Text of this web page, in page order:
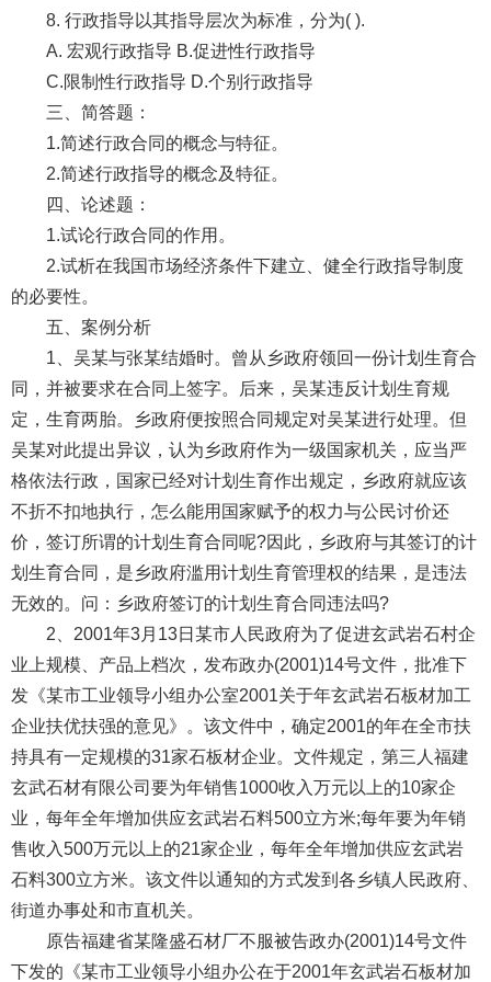
8. 行政指导以其指导层次为标准，分为( ).
A. 宏观行政指导 B.促进性行政指导
C.限制性行政指导 D.个别行政指导
三、简答题：
1.简述行政合同的概念与特征。
2.简述行政指导的概念及特征。
四、论述题：
1.试论行政合同的作用。
2.试析在我国市场经济条件下建立、健全行政指导制度
的必要性。
五、案例分析
1、吴某与张某结婚时。曾从乡政府领回一份计划生育合
同，并被要求在合同上签字。后来，吴某违反计划生育规
定，生育两胎。乡政府便按照合同规定对吴某进行处理。但
吴某对此提出异议，认为乡政府作为一级国家机关，应当严
格依法行政，国家已经对计划生育作出规定，乡政府就应该
不折不扣地执行，怎么能用国家赋予的权力与公民讨价还
价，签订所谓的计划生育合同呢?因此，乡政府与其签订的计
划生育合同，是乡政府滥用计划生育管理权的结果，是违法
无效的。问：乡政府签订的计划生育合同违法吗?
2、2001年3月13日某市人民政府为了促进玄武岩石村企
业上规模、产品上档次，发布政办(2001)14号文件，批准下
发《某市工业领导小组办公室2001关于年玄武岩石板材加工
企业扶优扶强的意见》。该文件中，确定2001的年在全市扶
持具有一定规模的31家石板材企业。文件规定，第三人福建
玄武石材有限公司要为年销售1000收入万元以上的10家企
业，每年全年增加供应玄武岩石料500立方米;每年要为年销
售收入500万元以上的21家企业，每年全年增加供应玄武岩
石料300立方米。该文件以通知的方式发到各乡镇人民政府、
街道办事处和市直机关。
原告福建省某隆盛石材厂不服被告政办(2001)14号文件
下发的《某市工业领导小组办公在于2001年玄武岩石板材加